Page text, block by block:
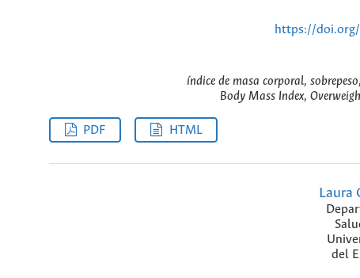
https://
índice de masa corporal,
Body Mass Index,
PDF HTML
Laura
del